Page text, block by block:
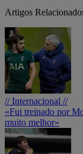
Artigos
// Internacional //
«Fui treinado por
muito melhor»